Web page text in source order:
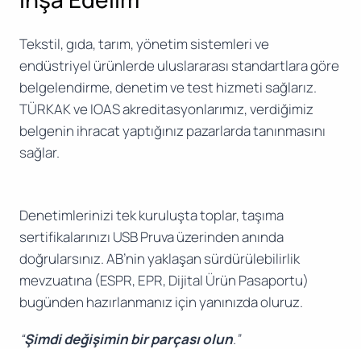
Tekstil, gıda, tarım, yönetim sistemleri ve
endüstriyel ürünlerde uluslararası standartlara göre
belgelendirme, denetim ve test hizmeti sağlarız.
TÜRKAK ve IOAS akreditasyonlarımız, verdiğimiz
belgenin ihracat yaptığınız pazarlarda tanınmasını
sağlar.
Denetimlerinizi tek kuruluşta toplar, taşıma
sertifikalarınızı USB Pruva üzerinden anında
doğrularsınız. AB’nin yaklaşan sürdürülebilirlik
mevzuatına (ESPR, EPR, Dijital Ürün Pasaportu)
bugünden hazırlanmanız için yanınızda oluruz.
“Şimdi değişimin bir parçası olun.”